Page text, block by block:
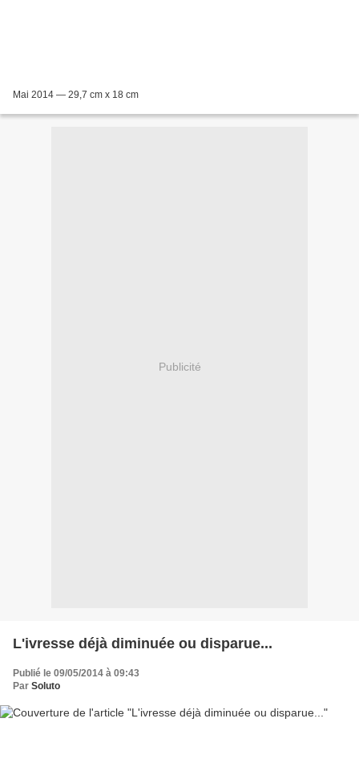
Mai 2014 — 29,7 cm x 18 cm
Publicité
L'ivresse déjà diminuée ou disparue...
Publié le 09/05/2014 à 09:43
Par Soluto